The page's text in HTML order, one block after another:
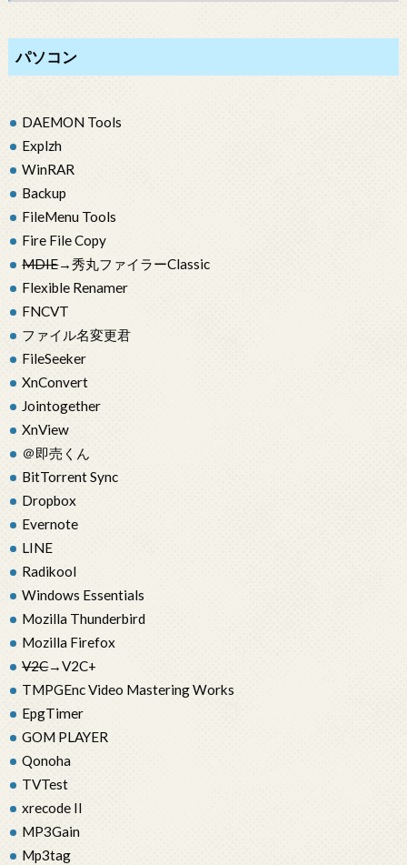
パソコン
DAEMON Tools
Explzh
WinRAR
Backup
FileMenu Tools
Fire File Copy
MDIE→秀丸ファイラーClassic
Flexible Renamer
FNCVT
ファイル名変更君
FileSeeker
XnConvert
Jointogether
XnView
＠即売くん
BitTorrent Sync
Dropbox
Evernote
LINE
Radikool
Windows Essentials
Mozilla Thunderbird
Mozilla Firefox
V2C→V2C+
TMPGEnc Video Mastering Works
EpgTimer
GOM PLAYER
Qonoha
TVTest
xrecode II
MP3Gain
Mp3tag